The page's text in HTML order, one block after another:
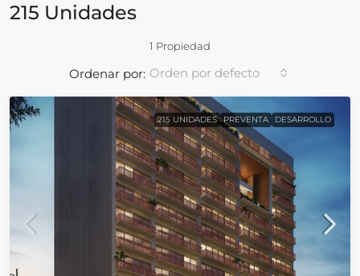
215 Unidades
1 Propiedad
Ordenar por: Orden por defecto
215 UNIDADES PREVENTA DESARROLLO